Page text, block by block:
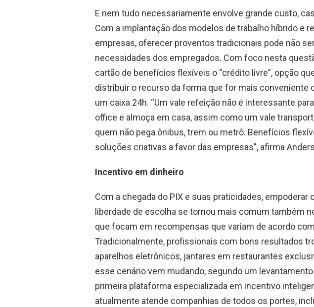
E nem tudo necessariamente envolve grande custo,
Com a implantação dos modelos de trabalho híbrido e
empresas, oferecer proventos tradicionais pode não
necessidades dos empregados. Com foco nesta
cartão de benefícios flexíveis o “crédito livre”, opção
distribuir o recurso da forma que for mais conveniente
um caixa 24h. “Um vale refeição não é interessante
office e almoça em casa, assim como um vale
quem não pega ônibus, trem ou metrô. Benefícios
soluções criativas a favor das empresas”, afirma
Incentivo em dinheiro
Com a chegada do PIX e suas praticidades, empoderar
liberdade de escolha se tornou mais comum também
que focam em recompensas que variam de acordo
Tradicionalmente, profissionais com bons resultados
aparelhos eletrônicos, jantares em restaurantes
esse cenário vem mudando, segundo um
primeira plataforma especializada em incentivo
atualmente atende companhias de todos os portes,